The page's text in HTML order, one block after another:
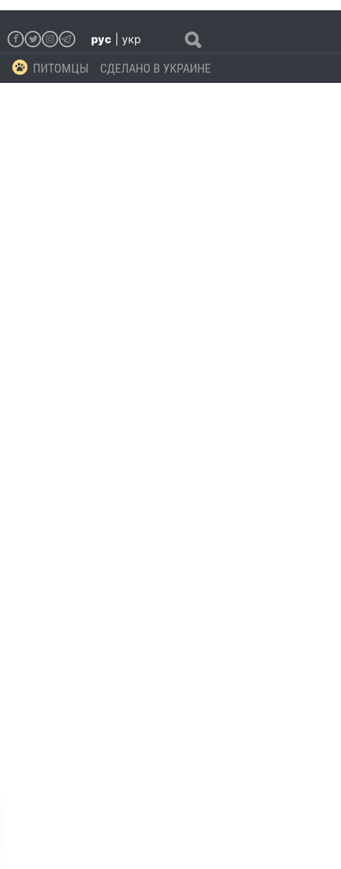
рус укр
ПИТОМЦЫ СДЕЛАНО В УКРАИНЕ